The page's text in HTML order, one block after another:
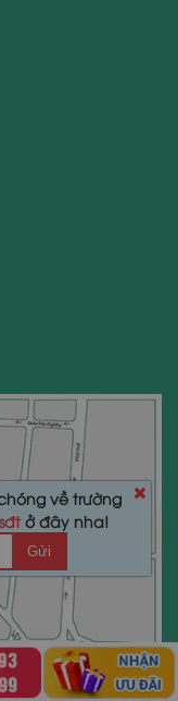
về trường
ở đây nha!
Gửi